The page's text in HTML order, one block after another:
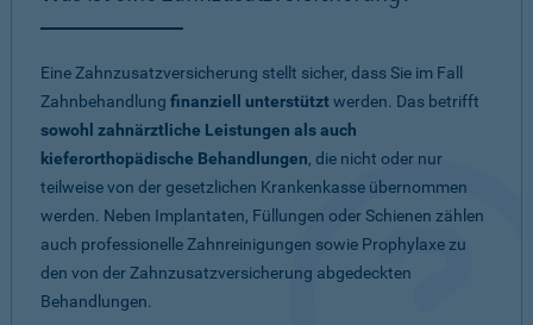
Eine Zahnzusatzversicherung stellt sicher, dass Sie im Fall
Zahnbehandlung finanziell unterstütztwerden. Das betrifft
sowohl zahnärztliche Leistungen als auch
kieferorthopädische Behandlungen, die nicht oder nur
teilweise von der gesetzlichen Krankenkasse übernommen
werden. Neben Implantaten, Füllungen oder Schienen zählen
auch professionelle Zahnreinigungen sowie Prophylaxe zu
den von der Zahnzusatzversicherung abgedeckten
Behandlungen.